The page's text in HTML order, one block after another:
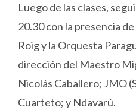
Luego de las clases,
20.30 con la presencia
Roig y la Orquesta
dirección del Maestro
Nicolás Caballero; JMO
Cuarteto; y Ndavarú.